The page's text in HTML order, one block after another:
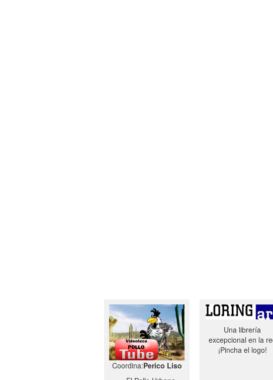
Coordina:Perico Liso
Una librería
excepcional en la
¡Pincha el logo!